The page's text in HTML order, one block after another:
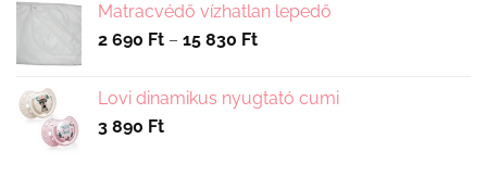
Matracvédő vízhatlan lepedő
2 690 Ft – 15 830 FtÁrtartomány:
-
Lovi dinamikus nyugtató cumi
3 890 Ft